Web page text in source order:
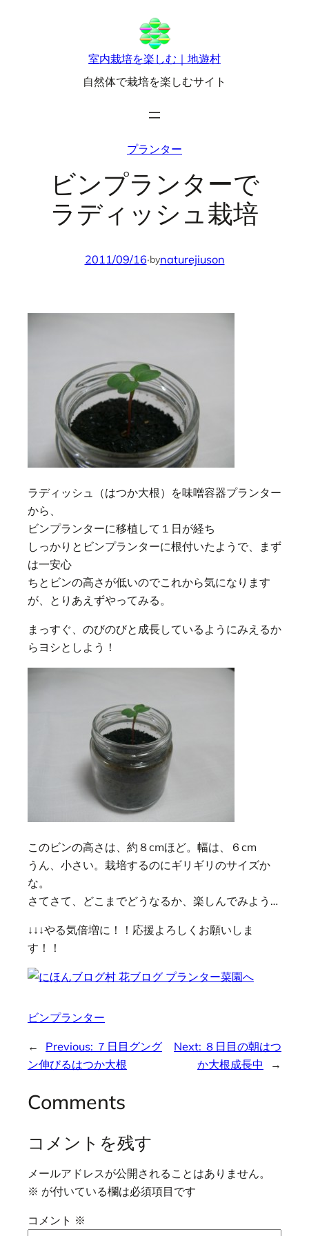
室内栽培を楽しむ｜地遊村
自然体で栽培を楽しむサイト
プランター
ビンプランターで
ラディッシュ栽培
2011/09/16·bynaturejiuson
ラディッシュ（はつか大根）を味噌容器プランター
から、
ビンプランターに移植して１日が経ち
しっかりとビンプランターに根付いたようで、まず
は一安心
ちとビンの高さが低いのでこれから気になります
が、とりあえずやってみる。
まっすぐ、のびのびと成長しているようにみえるか
らヨシとしよう！
このビンの高さは、約８cmほど。幅は、６cm
うん、小さい。栽培するのにギリギリのサイズか
な。
さてさて、どこまでどうなるか、楽しんでみよう…
↓↓↓やる気倍増に！！応援よろしくお願いしま
す！！
ビンプランター
← Previous: ７日目グング
ン伸びるはつか大根
Next: ８日目の朝はつ
か大根成長中
→
Comments
コメントを残す
メールアドレスが公開されることはありません。
※ が付いている欄は必須項目です
コメント ※